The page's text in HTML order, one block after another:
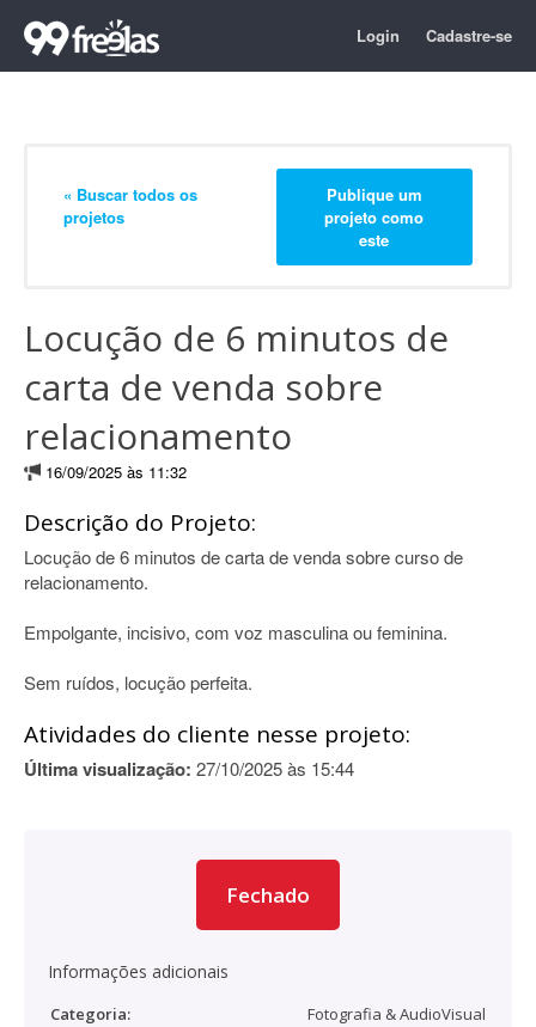
Login Cadastre-se
« Buscar todos os
projetos
Publique um
projeto como
este
Locução de 6 minutos de
carta de venda sobre
relacionamento
16/09/2025 às 11:32
Descrição do Projeto:
Locução de 6 minutos de carta de venda sobre curso de
relacionamento.
Empolgante, incisivo, com voz masculina ou feminina.
Sem ruídos, locução perfeita.
Atividades do cliente nesse projeto:
Última visualização: 27/10/2025 às 15:44
Fechado
Informações adicionais
Categoria:
Fotografia & AudioVisual